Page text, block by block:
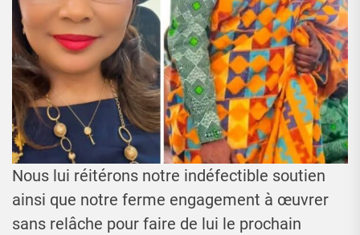
Nous lui réitérons notre indéfectible soutien
ainsi que notre ferme engagement à œuvrer
sans relâche pour faire de lui le prochain